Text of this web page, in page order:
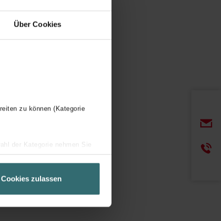
Über Cookies
zu können (Kategorie
der Kategorie nehmen Sie
Informationen
über einen Link in der
Cookies zulassen